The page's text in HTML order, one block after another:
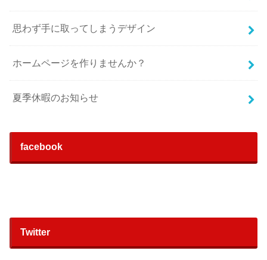
思わず手に取ってしまうデザイン
ホームページを作りませんか？
夏季休暇のお知らせ
facebook
Twitter